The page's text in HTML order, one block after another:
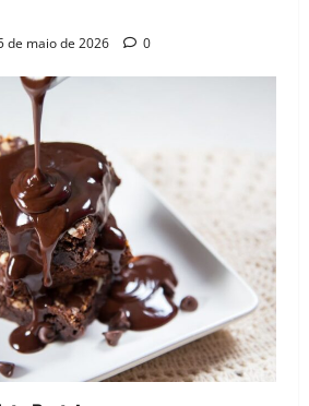
de maio de 2026 0